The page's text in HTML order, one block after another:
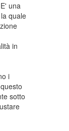
una
quale
in
i
sotto